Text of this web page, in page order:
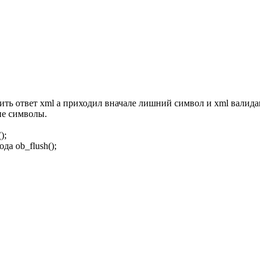
ответ xml а приходил вначале лишний символ и xml
символы.
ob_flush();